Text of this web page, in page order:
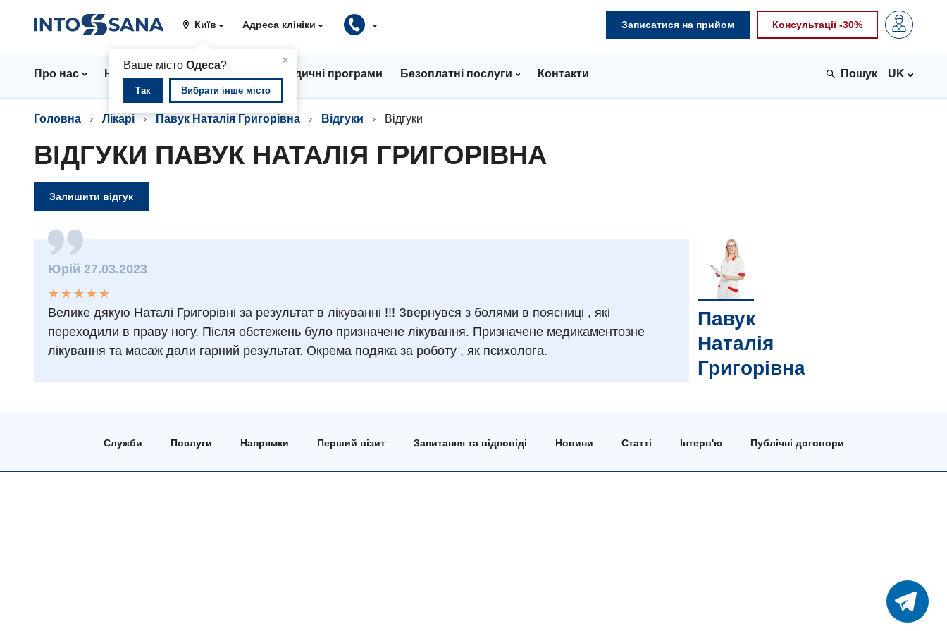
Київ
×
Ваше місто Одеса?
Так Вибрати інше місто
Адреса клініки Записатися на прийом Консультації -30%
Про нас Напрямки Ціни Медичні програми Безоплатні послуги Контакти UK
Головна Лікарі Павук Наталія Григорівна Відгуки Відгуки
ВІДГУКИ ПАВУК НАТАЛІЯ ГРИГОРІВНА
Залишити відгук
Юрій 27.03.2023
★
★
★
★
★
★ ★ ★ ★ ★
Велике дякую Наталі Григорівні за результат в лікуванні !!! Звернувся з болями в поясниці , які
переходили в праву ногу. Після обстежень було призначене лікування. Призначене медикаментозне
лікування та масаж дали гарний результат. Окрема подяка за роботу , як психолога.
Павук
Наталія
Григорівна
Служби Послуги Напрямки Перший візит Запитання та відповіді Новини Статті Інтерв'ю Публічні договори